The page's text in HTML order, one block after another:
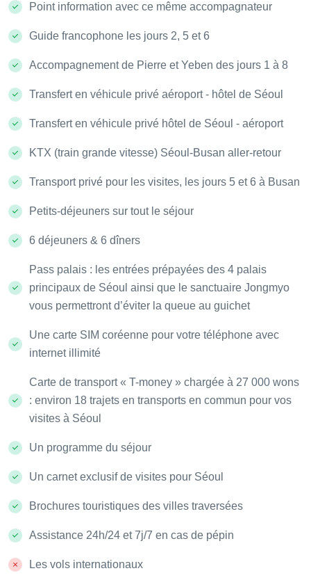
Point information avec ce même accompagnateur
Guide francophone les jours 2, 5 et 6
Accompagnement de Pierre et Yeben des jours 1 à 8
Transfert en véhicule privé aéroport - hôtel de Séoul
Transfert en véhicule privé hôtel de Séoul - aéroport
KTX (train grande vitesse) Séoul-Busan aller-retour
Transport privé pour les visites, les jours 5 et 6 à Busan
Petits-déjeuners sur tout le séjour
6 déjeuners & 6 dîners
Pass palais : les entrées prépayées des 4 palais
principaux de Séoul ainsi que le sanctuaire Jongmyo
vous permettront d’éviter la queue au guichet
Une carte SIM coréenne pour votre téléphone avec
internet illimité
Carte de transport « T-money » chargée à 27 000 wons
: environ 18 trajets en transports en commun pour vos
visites à Séoul
Un programme du séjour
Un carnet exclusif de visites pour Séoul
Brochures touristiques des villes traversées
Assistance 24h/24 et 7j/7 en cas de pépin
Les vols internationaux